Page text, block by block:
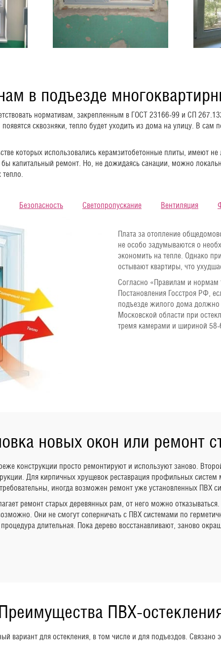
в подъезде
нормативам, закрепленным в ГОСТ 23166-99 и СП
сквозняки, тепло будет уходить из дома на улицу. В сам
которых использовались керамзитобетонные плиты, имеют
капитальный ремонт. Но, не дожидаясь санации, можно
Безопасность Светопропускание Вентиляция
Плата за отопление
не особо задумываются о
экономить на тепле. Однако
остывают квартиры, что
Согласно «Правилам и нормам
Постановления Госстроя РФ,
подъезде жилого дома
Московской области при
тремя камерами и шириной
новых окон или ремонт
конструкции просто ремонтируют и используют заново.
Для кирпичных хрущевок реставрация профильных систем
иногда возможен ремонт уже установленных ПВХ
ремонт старых деревянных рам, от него можно отказываться.
Они не смогут соперничать с ПВХ системами по
длительная. Пока дерево восстанавливают, заново
ПВХ-
вариант для остекления, в том числе и для подъездов.